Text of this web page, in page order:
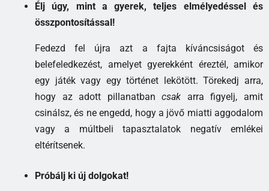
Élj úgy, mint a gyerek, teljes elmélyedéssel és
összpontosítással!
Fedezd fel újra azt a fajta kíváncsiságot és
belefeledkezést, amelyet gyerekként éreztél, amikor
egy játék vagy egy történet lekötött. Törekedj arra,
hogy az adott pillanatbancsak arra figyelj, amit
csinálsz, és ne engedd, hogy a jövő miatti aggodalom
vagy a múltbeli tapasztalatok negatív emlékei
eltérítsenek.
Próbálj ki új dolgokat!